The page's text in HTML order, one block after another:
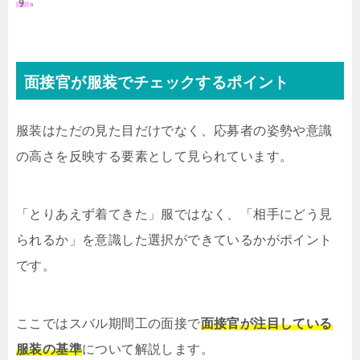
面接官が服装でチェックするポイント
服装はただの見た目だけでなく、応募者の姿勢や意識
の高さを反映する要素として見られています。
「とりあえず着てきた」服ではなく、「相手にどう見
られるか」を意識した選択ができているかがポイント
です。
ここではスバル期間工の面接で面接官が注目している
服装の基準について解説します。